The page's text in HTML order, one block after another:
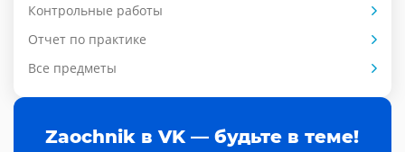
Контрольные работы
Отчет по практике
Все предметы
Zaochnik в VK — будьте в теме!